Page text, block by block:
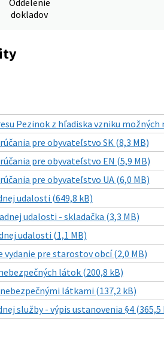
Oddelenie
dokladov
Pezinok z hľadiska vzniku
pre obyvateľstvo SK (8,3 MB)
pre obyvateľstvo EN (5,9 MB)
pre obyvateľstvo UA (6,0 MB)
udalosti (649,8 kB)
udalosti - skladačka (3,3 MB)
udalosti (1,1 MB)
pre starostov obcí (2,0 MB)
látok (200,8 kB)
látkami (137,2 kB)
služby - výpis ustanovenia §4 (365,5